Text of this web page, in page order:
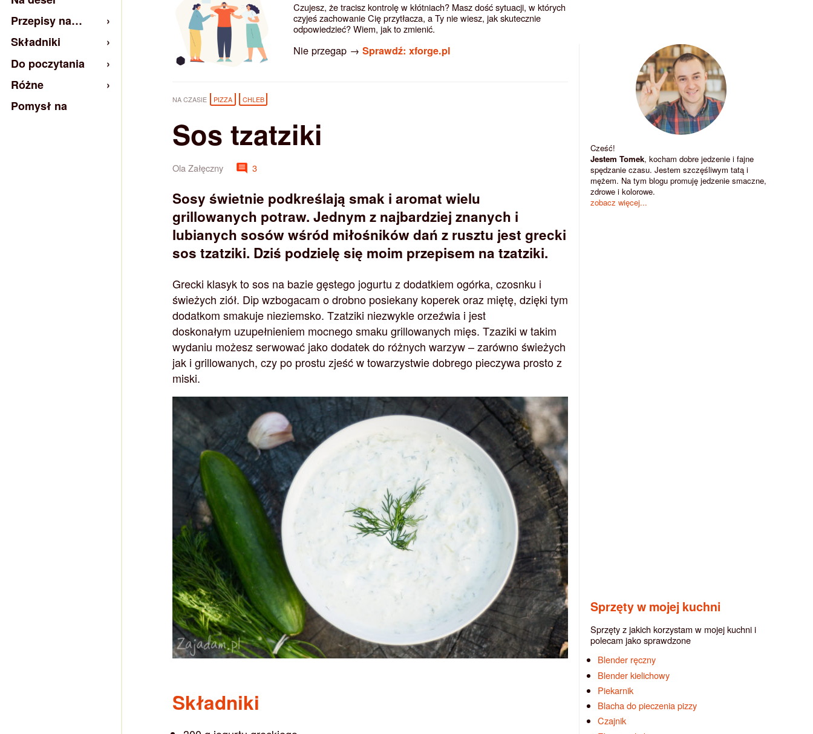
Czujesz, że tracisz kontrolę w kłótniach? Masz dość sytuacji, w których
czyjeś zachowanie Cię przytłacza, a Ty nie wiesz, jak skutecznie
odpowiedzieć? Wiem, jak to zmienić.
Nie przegap → Sprawdź: xforge.pl
NA CZASIE PIZZA CHLEB
Sos tzatziki
Ola Załęczny 3
Sosy świetnie podkreślają smak i aromat wielu
grillowanych potraw. Jednym z najbardziej znanych i
lubianych sosów wśród miłośników dań z rusztu jest grecki
sos tzatziki. Dziś podzielę się moim przepisem na tzatziki.
Grecki klasyk to sos na bazie gęstego jogurtu z dodatkiem ogórka, czosnku i
świeżych ziół. Dip wzbogacam o drobno posiekany koperek oraz miętę, dzięki tym
dodatkom smakuje nieziemsko. Tzatziki niezwykle orzeźwia i jest
doskonałym uzupełnieniem mocnego smaku grillowanych mięs. Tzaziki w takim
wydaniu możesz serwować jako dodatek do różnych warzyw – zarówno świeżych
jak i grillowanych, czy po prostu zjeść w towarzystwie dobrego pieczywa prosto z
miski.
Składniki
Cześć!
Jestem Tomek, kocham dobre jedzenie i fajne
spędzanie czasu. Jestem szczęśliwym tatą i
mężem. Na tym blogu promuję jedzenie smaczne,
zdrowe i kolorowe.
zobacz więcej...
Sprzęty w mojej kuchni
Sprzęty z jakich korzystam w mojej kuchni i
polecam jako sprawdzone
Blender ręczny
Blender kielichowy
Piekarnik
Blacha do pieczenia pizzy
Czajnik
Przepisy na…
Składniki
Do poczytania
Różne
Pomysł na